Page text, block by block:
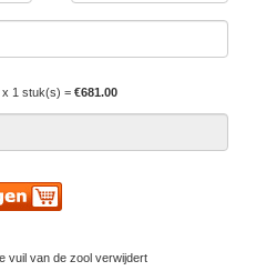
x 1 stuk(s) = €681.00
vuil van de zool verwijdert